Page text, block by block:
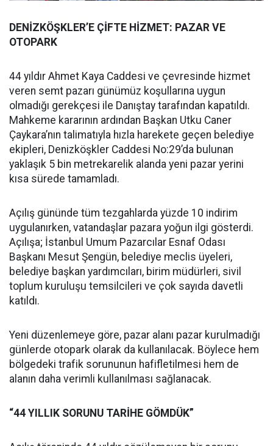
DENİZKÖŞKLER’E ÇİFTE HİZMET: PAZAR VE
OTOPARK
44 yıldır Ahmet Kaya Caddesi ve çevresinde hizmet
veren semt pazarı günümüz koşullarına uygun
olmadığı gerekçesi ile Danıştay tarafından kapatıldı.
Mahkeme kararının ardından Başkan Utku Caner
Çaykara’nın talimatıyla hızla harekete geçen belediye
ekipleri, Denizköşkler Caddesi No:29’da bulunan
yaklaşık 5 bin metrekarelik alanda yeni pazar yerini
kısa sürede tamamladı.
Açılış gününde tüm tezgahlarda yüzde 10 indirim
uygulanırken, vatandaşlar pazara yoğun ilgi gösterdi.
Açılışa; İstanbul Umum Pazarcılar Esnaf Odası
Başkanı Mesut Şengün, belediye meclis üyeleri,
belediye başkan yardımcıları, birim müdürleri, sivil
toplum kuruluşu temsilcileri ve çok sayıda davetli
katıldı.
Yeni düzenlemeye göre, pazar alanı pazar kurulmadığı
günlerde otopark olarak da kullanılacak. Böylece hem
bölgedeki trafik sorununun hafifletilmesi hem de
alanın daha verimli kullanılması sağlanacak.
“44 YILLIK SORUNU TARİHE GÖMDÜK”